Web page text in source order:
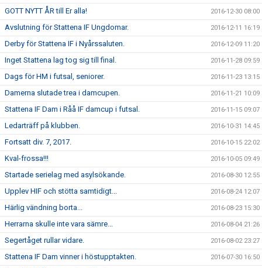
GOTT NYTT ÅR till Er alla! 2016-12-30 08:00
Avslutning för Stattena IF Ungdomar. 2016-12-11 16:19
Derby för Stattena IF i Nyårssaluten. 2016-12-09 11:20
Inget Stattena lag tog sig till final. 2016-11-28 09:59
Dags för HM i futsal, seniorer. 2016-11-23 13:15
Damerna slutade trea i damcupen. 2016-11-21 10:09
Stattena IF Dam i Råå IF damcup i futsal. 2016-11-15 09:07
Ledarträff på klubben. 2016-10-31 14:45
Fortsatt div. 7, 2017. 2016-10-15 22:02
Kval-frossa!!! 2016-10-05 09:49
Startade serielag med asylsökande. 2016-08-30 12:55
Upplev HIF och stötta samtidigt... 2016-08-24 12:07
Härlig vändning borta... 2016-08-23 15:30
Herrarna skulle inte vara sämre... 2016-08-04 21:26
Segertåget rullar vidare. 2016-08-02 23:27
Stattena IF Dam vinner i höstupptakten. 2016-07-30 16:50